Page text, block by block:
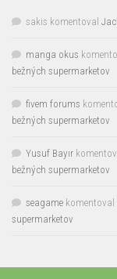
sakis komentoval
manga okus
bežných supermarketov
fivem forums
bežných supermarketov
Yusuf Bayır
bežných supermarketov
seagame komentoval
supermarketov